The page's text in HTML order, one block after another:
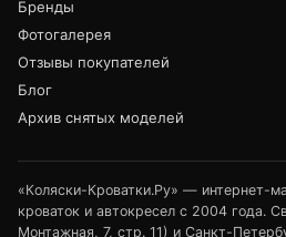
Бренды
Фотогалерея
Отзывы покупателей
Блог
Архив снятых моделей
«Коляски-Кроватки.Ру» — интернет-
кроваток и автокресел с 2004 года.
Монтажная, 7, стр. 11) и Санкт-